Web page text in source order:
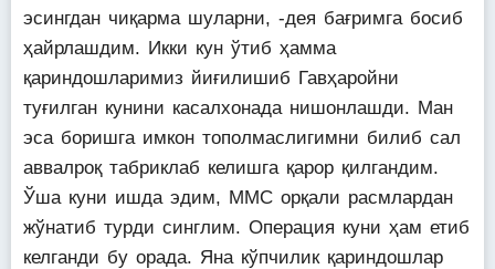
эсингдан чиқарма шуларни, -дея бағримга босиб
ҳайрлашдим. Икки кун ўтиб ҳамма
қариндошларимиз йиғилишиб Гавҳаройни
туғилган кунини касалхонада нишонлашди. Ман
эса боришга имкон тополмаслигимни билиб сал
аввалроқ табриклаб келишга қарор қилгандим.
Ўша куни ишда эдим, ММС орқали расмлардан
жўнатиб турди синглим. Операция куни ҳам етиб
келганди бу орада. Яна кўпчилик қариндошлар